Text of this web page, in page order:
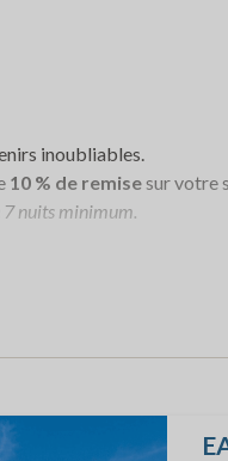
inoubliables.
10 % de remisesur votre
7 nuits minimum.